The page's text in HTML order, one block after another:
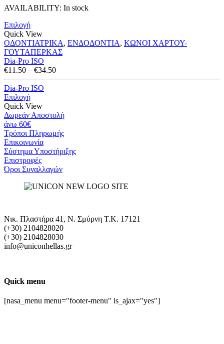
€11.50
AVAILABILITY: In stock
Επιλογή
Quick View
ΟΔΟΝΤΙΑΤΡΙΚΑ, ΕΝΔΟΔΟΝΤΙΑ, ΚΩΝΟΙ ΧΑΡΤΟΥ-
ΓΟΥΤΑΠΕΡΚΑΣ
Dia-Pro ISO
€11.50 – €34.50Price
range:
Dia-Pro ISO
Επιλογή
Quick View
Δωρεάν Αποστολή
άνω 60€
Τρόποι Πληρωμής
Eπικοινωνία
Σύστημα Υποστήριξης
Επιστροφές
Όροι Συναλλαγών
Νικ. Πλαστήρα 41, Ν. Σμύρνη T.K. 17121
(+30) 2104828020
(+30) 2104828030
info@uniconhellas.gr
Quick menu
[nasa_menu menu="footer-menu" is_ajax="yes"]